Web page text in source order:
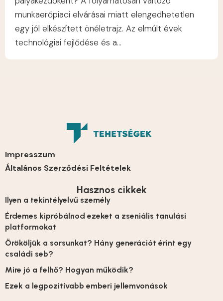
munkaerőpiaci elvárásai miatt elengedhetetlen
egy jól elkészített önéletrajz. Az elmúlt évek
technológiai fejlődése és a...
Impresszum
Általános Szerződési Feltételek
Hasznos cikkek
Ilyen a tekintélyelvű személy
Érdemes kipróbálnod ezeket a zseniális tanulási
platformokat
Örököljük a sorsunkat? Hány generációt érint egy
családi seb?
Mire jó a felhő? Hogyan működik?
Ezek a legpozitívabb emberi jellemvonások